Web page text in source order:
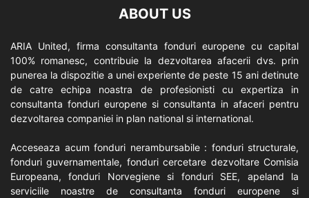
ABOUT US
ARIA United, firma consultanta fonduri europene cu capital
100% romanesc, contribuie la dezvoltarea afacerii dvs. prin
punerea la dispozitie a unei experiente de peste 15 ani detinute
de catre echipa noastra de profesionisti cu expertiza in
consultanta fonduri europene si consultanta in afaceri pentru
dezvoltarea companiei in plan national si international.
Acceseaza acum fonduri nerambursabile : fonduri structurale,
fonduri guvernamentale, fonduri cercetare dezvoltare Comisia
Europeana, fonduri Norvegiene si fonduri SEE, apeland la
serviciile noastre de consultanta fonduri europene si